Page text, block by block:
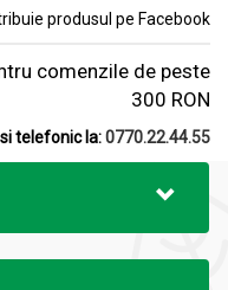
produsul pe Facebook
comenzile de peste
300 RON
telefonic la:0770.22.44.55